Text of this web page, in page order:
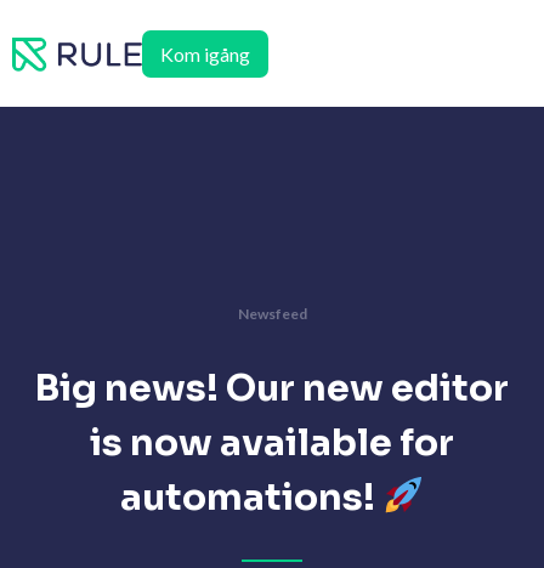
till
Kom igång
Newsfeed
Big news! Our new editor
is now available for
automations!